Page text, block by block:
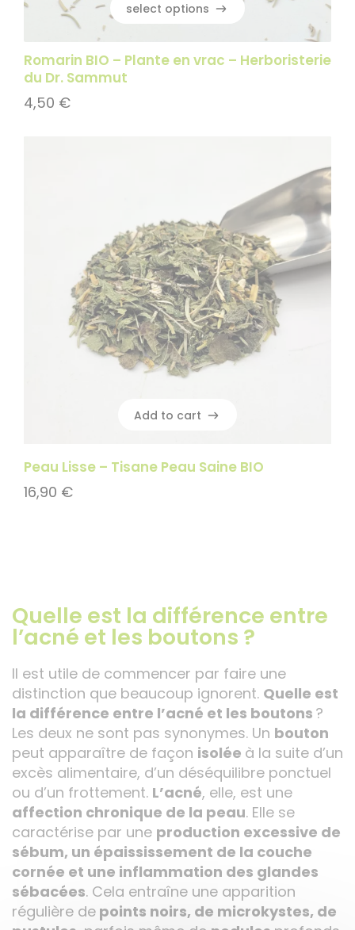
select options
Romarin BIO – Plante en vrac – Herboristerie
du Dr. Sammut
4,50 €
Add to cart
Peau Lisse – Tisane Peau Saine BIO
16,90 €
Quelle est la différence entre
l’acné et les boutons ?
Il est utile de commencer par faire une
distinction que beaucoup ignorent. Quelle est
la différence entre l’acné et les boutons ?
Les deux ne sont pas synonymes. Un bouton
peut apparaître de façon isolée à la suite d’un
excès alimentaire, d’un déséquilibre ponctuel
ou d’un frottement. L’acné, elle, est une
affection chronique de la peau. Elle se
caractérise par une production excessive de
sébum, un épaississement de la couche
cornée et une inflammation des glandes
sébacées. Cela entraîne une apparition
régulière de points noirs, de microkystes, de